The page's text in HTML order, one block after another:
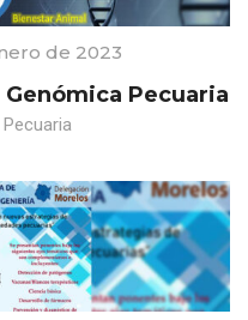
de 2023
Pecuaria